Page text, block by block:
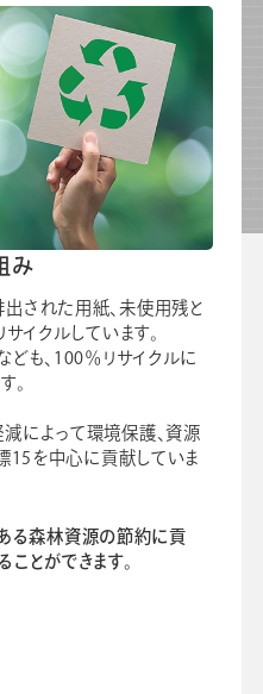
み
された用紙、未使用残と
イクルしています。
ども、100％リサイクルに
。
によって環境保護、資源
15を中心に貢献していま
る森林資源の節約に貢
ことができます。